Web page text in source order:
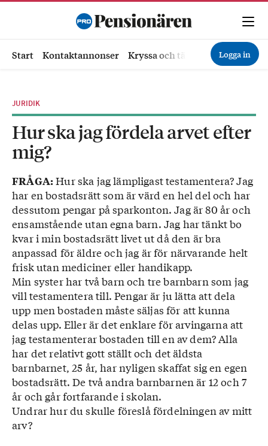
Start Kontaktannonser Kryssa och tävla Ekonomi
Logga in
JURIDIK
Hur ska jag fördela arvet efter
mig?
FRÅGA:Hur ska jag lämpligast testamentera? Jag
har en bostadsrätt som är värd en hel del och har
dessutom pengar på sparkonton. Jag är 80 år och
ensamstående utan egna barn. Jag har tänkt bo
kvar i min bostadsrätt livet ut då den är bra
anpassad för äldre och jag är för närvarande helt
frisk utan mediciner eller handikapp.
Min syster har två barn och tre barnbarn som jag
vill testamentera till. Pengar är ju lätta att dela
upp men bostaden måste säljas för att kunna
delas upp. Eller är det enklare för arvingarna att
jag testamenterar bostaden till en av dem? Alla
har det relativt gott ställt och det äldsta
barnbarnet, 25 år, har nyligen skaffat sig en egen
bostadsrätt. De två andra barnbarnen är 12 och 7
år och går fortfarande i skolan.
Undrar hur du skulle föreslå fördelningen av mitt
arv?